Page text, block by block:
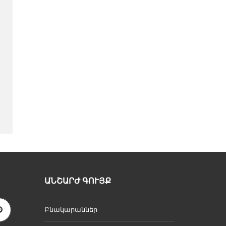
ԱՆՇԱՐԺ ԳՈՒՅՔ
Բնակարաններ